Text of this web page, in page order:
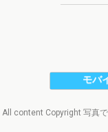
モバ
All content Copyright 写真